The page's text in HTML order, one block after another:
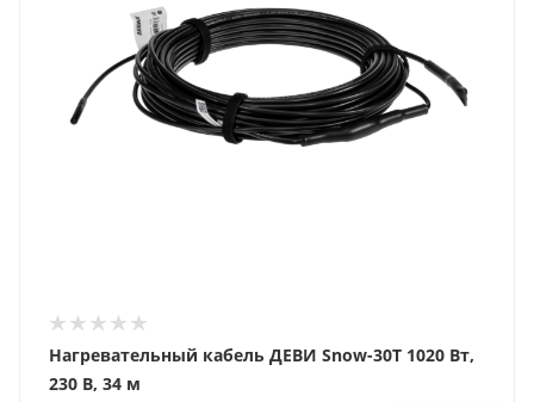
Нагревательный кабель ДЕВИ Snow-30T 1020 Вт,
230 В, 34 м